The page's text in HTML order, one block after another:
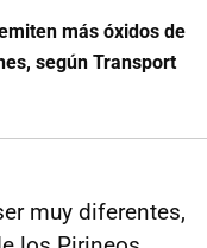
más óxidos de
según Transport
muy diferentes,